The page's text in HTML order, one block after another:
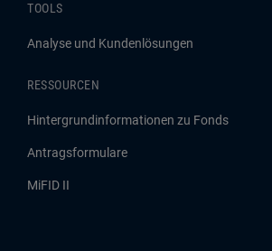
TOOLS
Analyse und Kundenlösungen
RESSOURCEN
Hintergrundinformationen zu Fonds
Antragsformulare
MiFID II